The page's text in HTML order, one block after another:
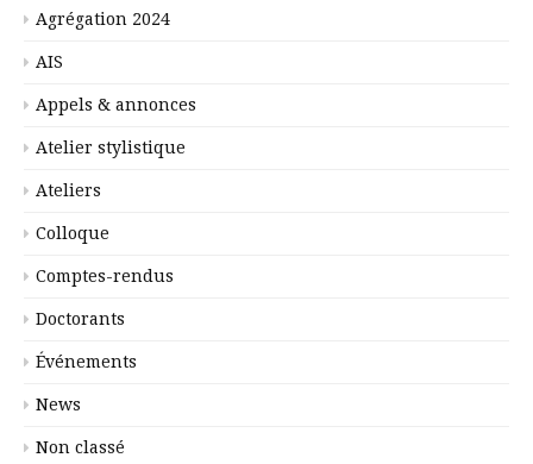
Agrégation 2024
AIS
Appels & annonces
Atelier stylistique
Ateliers
Colloque
Comptes-rendus
Doctorants
Événements
News
Non classé